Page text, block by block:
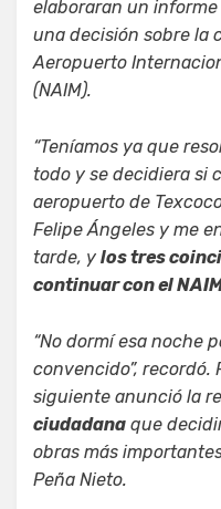
elaboraran un
una decisión sobre la
Aeropuerto
(NAIM).
“Teníamos ya que
todo y se decidiera si
aeropuerto de
Felipe Ángeles y me
tarde, y los tres
continuar con el
“No dormí esa noche
convencido”, recordó.
siguiente anunció la
ciudadana que
obras más
Peña Nieto.